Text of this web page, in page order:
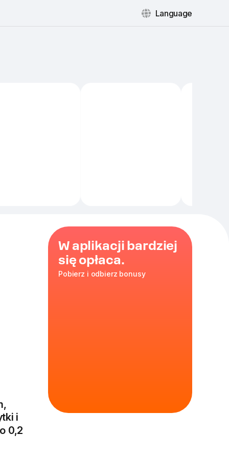
Language
W aplikacji bardziej
się opłaca.
Pobierz i odbierz bonusy
i
0,2